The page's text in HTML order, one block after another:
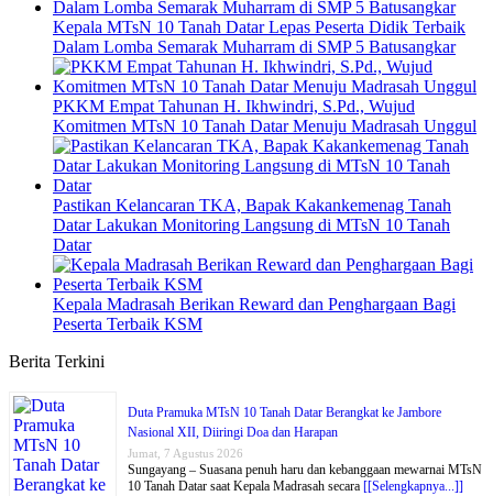
Kepala MTsN 10 Tanah Datar Lepas Peserta Didik Terbaik
Dalam Lomba Semarak Muharram di SMP 5 Batusangkar
PKKM Empat Tahunan H. Ikhwindri, S.Pd., Wujud
Komitmen MTsN 10 Tanah Datar Menuju Madrasah Unggul
Pastikan Kelancaran TKA, Bapak Kakankemenag Tanah
Datar Lakukan Monitoring Langsung di MTsN 10 Tanah
Datar
Kepala Madrasah Berikan Reward dan Penghargaan Bagi
Peserta Terbaik KSM
Berita Terkini
Duta Pramuka MTsN 10 Tanah Datar Berangkat ke Jambore
Nasional XII, Diiringi Doa dan Harapan
Jumat, 7 Agustus 2026
Sungayang – Suasana penuh haru dan kebanggaan mewarnai MTsN
10 Tanah Datar saat Kepala Madrasah secara [[Selengkapnya...]]